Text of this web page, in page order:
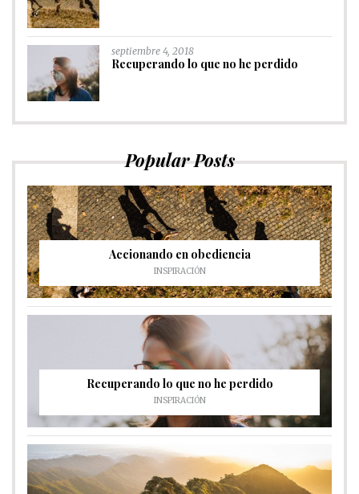
septiembre 4, 2018
Recuperando lo que no he perdido
Popular Posts
Accionando en obediencia
INSPIRACIÓN
Recuperando lo que no he perdido
INSPIRACIÓN